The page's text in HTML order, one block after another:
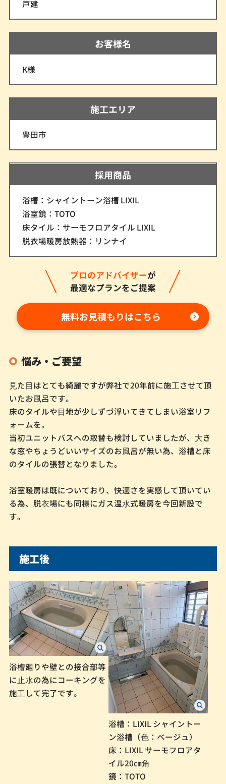
戸建
お客様名
K様
施工エリア
豊田市
採用商品
浴槽：シャイントーン浴槽 LIXIL
浴室鏡：TOTO
床タイル：サーモフロアタイル LIXIL
脱衣場暖房放熱器：リンナイ
プロのアドバイザーが
最適なプランをご提案
無料お見積もりはこちら
悩み・ご要望
⾒た⽬はとても綺麗ですが弊社で20年前に施⼯させて頂
いたお⾵呂です。
床のタイルや⽬地が少しずづ浮いてきてしまい浴室リフ
ォームを。
当初ユニットバスへの取替も検討していましたが、⼤き
な窓やちょうどいいサイズのお⾵呂が無い為、浴槽と床
のタイルの張替となりました。
浴室暖房は既についており、快適さを実感して頂いてい
る為、脱⾐場にも同様にガス温⽔式暖房を今回新設で
す。
施工後
浴槽廻りや壁との接合部等
に⽌⽔の為にコーキングを
施⼯して完了です。
浴槽：LIXIL シャイントー
ン浴槽（⾊：ベージュ）
床：LIXIL サーモフロアタ
イル20㎝⾓
鏡：TOTO